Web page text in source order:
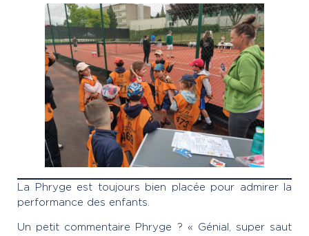
La Phryge est toujours bien placée pour admirer la
performance des enfants.
Un petit commentaire Phryge ? « Génial, super saut